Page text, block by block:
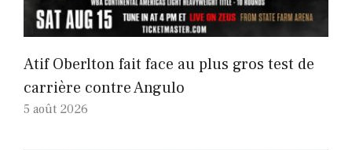
Atif Oberlton fait face au plus gros test de
carrière contre Angulo
5 août 2026